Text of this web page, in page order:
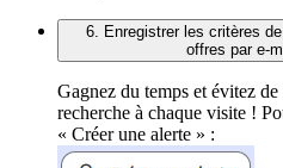
6. Enregistrer les critères
offres par e-
Gagnez du temps et évitez
recherche à chaque visite !
« Créer une alerte » :